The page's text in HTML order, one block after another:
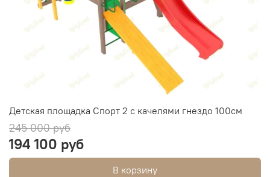
Детская площадка Спорт 2 с качелями гнездо 100см
245 000 руб
194 100 руб
В корзину